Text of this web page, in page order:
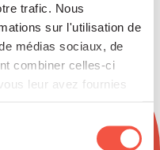
trafic. Nous
sur l'utilisation de
médias sociaux, de
combiner celles-ci
leur avez fournies